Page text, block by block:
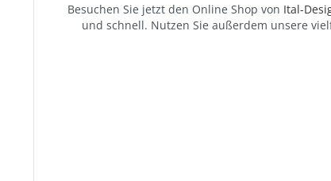
Besuchen Sie jetzt den Online Shop von Ital-
und schnell. Nutzen Sie außerdem unsere